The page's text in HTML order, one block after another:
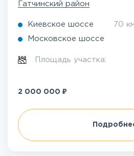
Гатчинский район
Киевское шоссе 70
Московское шоссе
Площадь участка:
2 000 000 ₽